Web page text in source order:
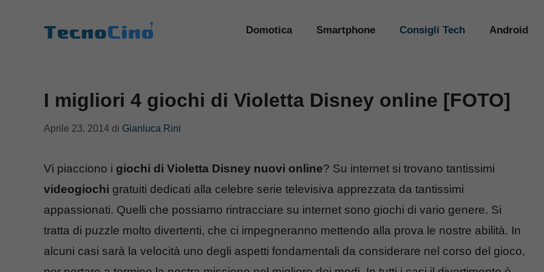
Domotica Smartphone Consigli Tech Android
I migliori 4 giochi di Violetta Disney online [FOTO]
Aprile 23, 2014 di Gianluca Rini
Vi piacciono i giochi di Violetta Disney nuovi online? Su internet si trovano tantissimi
videogiochi gratuiti dedicati alla celebre serie televisiva apprezzata da tantissimi
appassionati. Quelli che possiamo rintracciare su internet sono giochi di vario genere. Si
tratta di puzzle molto divertenti, che ci impegneranno mettendo alla prova le nostre abilità. In
alcuni casi sarà la velocità uno degli aspetti fondamentali da considerare nel corso del gioco,